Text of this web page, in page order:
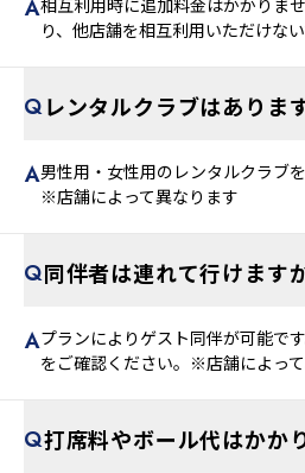
相互利用時に追加料金はかかりま
り、他店舗を相互利用いただけな
レンタルクラブはありま
男性用・女性用のレンタルクラブ
※店舗によって異なります
同伴者は連れて行けます
プランによりゲスト同伴が可能で
をご確認ください。※店舗によって
打席料やボール代はかか